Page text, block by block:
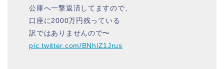
公庫へ一撃返済してますので、
口座に2000万円残っている
訳ではありませんので〜
pic.twitter.com/BNhiZ1Jrus